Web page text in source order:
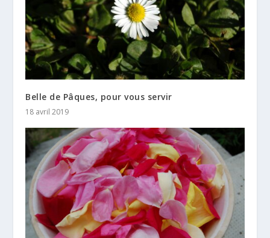
Belle de Pâques, pour vous servir
18 avril 2019